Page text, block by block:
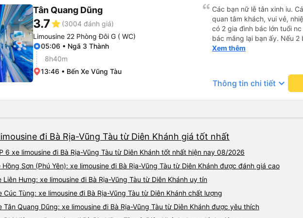
Tân Quang Dũng
3.7star (3004 đánh giá)
Limousine 22 Phòng Đôi G ( WC)
05:06 • Ngã 3 Thành
8h40m
13:46 • Bến Xe Vũng Tàu
Các bạn nữ lễ tân xinh iu.
quan tâm khách, vui vẻ, nhiệt tình. Trong
có 2 gia đình bác lớn tuổi
bác mắng lại bạn ấy. Nếu
ngược lại nha. Bạn ấy nhắc
bị phản ánh thì đừng trừ
thì bảo bạn ấy liên hệ sđt
(một mình) yêu luôn.
10/10.
Xem thêm
Thông tin chi tiết keyboard_arrow_down
đi Bà Rịa-Vũng Tàu từ Diên Khánh giá tốt nhất
6 xe limousine đi Bà Rịa-Vũng Tàu từ Diên Khánh tốt nhất hiện nay 08/2026
Hồng Sơn (Phú Yên): xe limousine đi Bà Rịa-Vũng Tàu từ Diên Khánh được đánh giá cao
Liên Hưng: xe limousine đi Bà Rịa-Vũng Tàu từ Diên Khánh uy tín
Cúc Tùng: xe limousine đi Bà Rịa-Vũng Tàu từ Diên Khánh chất lượng
Tân Quang Dũng: xe limousine đi Bà Rịa-Vũng Tàu từ Diên Khánh được yêu thích